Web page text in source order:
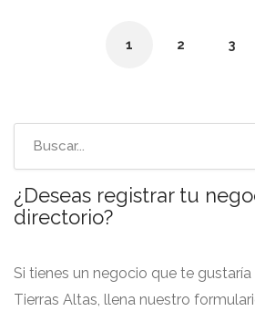
1 2 3
¿Deseas registrar tu
directorio?
Si tienes un negocio que te
Tierras Altas, llena nuestro